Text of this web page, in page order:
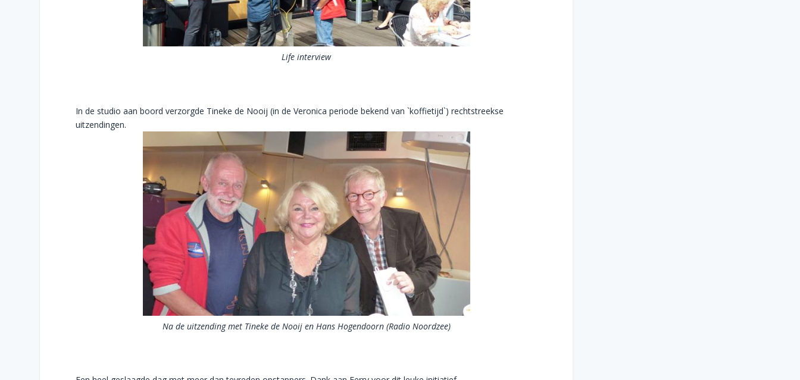
Life interview
In de studio aan boord verzorgde Tineke de Nooij (in de Veronica periode bekend van `koffietijd`) rechtstreekse
uitzendingen.
Na de uitzending met Tineke de Nooij en Hans Hogendoorn (Radio Noordzee)